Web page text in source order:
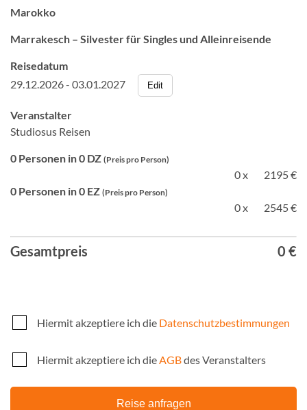
Marokko
Marrakesch – Silvester für Singles und Alleinreisende
Reisedatum
29.12.2026 - 03.01.2027
Edit
Veranstalter
Studiosus Reisen
0 Personen in 0 DZ (Preis pro Person)
0 x
2195 €
0 Personen in 0 EZ (Preis pro Person)
0 x 2545 €
Gesamtpreis 0 €
Hiermit akzeptiere ich die Datenschutzbestimmungen
Hiermit akzeptiere ich dieAGBdes Veranstalters
Reise anfragen